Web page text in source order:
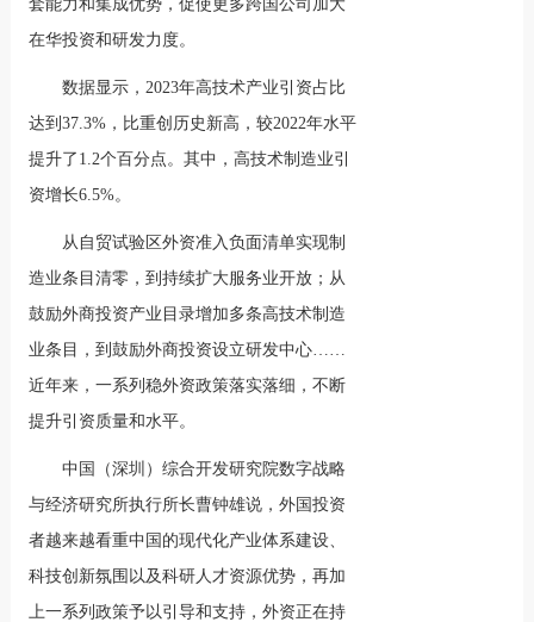
套能力和集成优势，促使更多跨国公司加大
在华投资和研发力度。
数据显示，2023年高技术产业引资占比
达到37.3%，比重创历史新高，较2022年水平
提升了1.2个百分点。其中，高技术制造业引
资增长6.5%。
从自贸试验区外资准入负面清单实现制
造业条目清零，到持续扩大服务业开放；从
鼓励外商投资产业目录增加多条高技术制造
业条目，到鼓励外商投资设立研发中心……
近年来，一系列稳外资政策落实落细，不断
提升引资质量和水平。
中国（深圳）综合开发研究院数字战略
与经济研究所执行所长曹钟雄说，外国投资
者越来越看重中国的现代化产业体系建设、
科技创新氛围以及科研人才资源优势，再加
上一系列政策予以引导和支持，外资正在持